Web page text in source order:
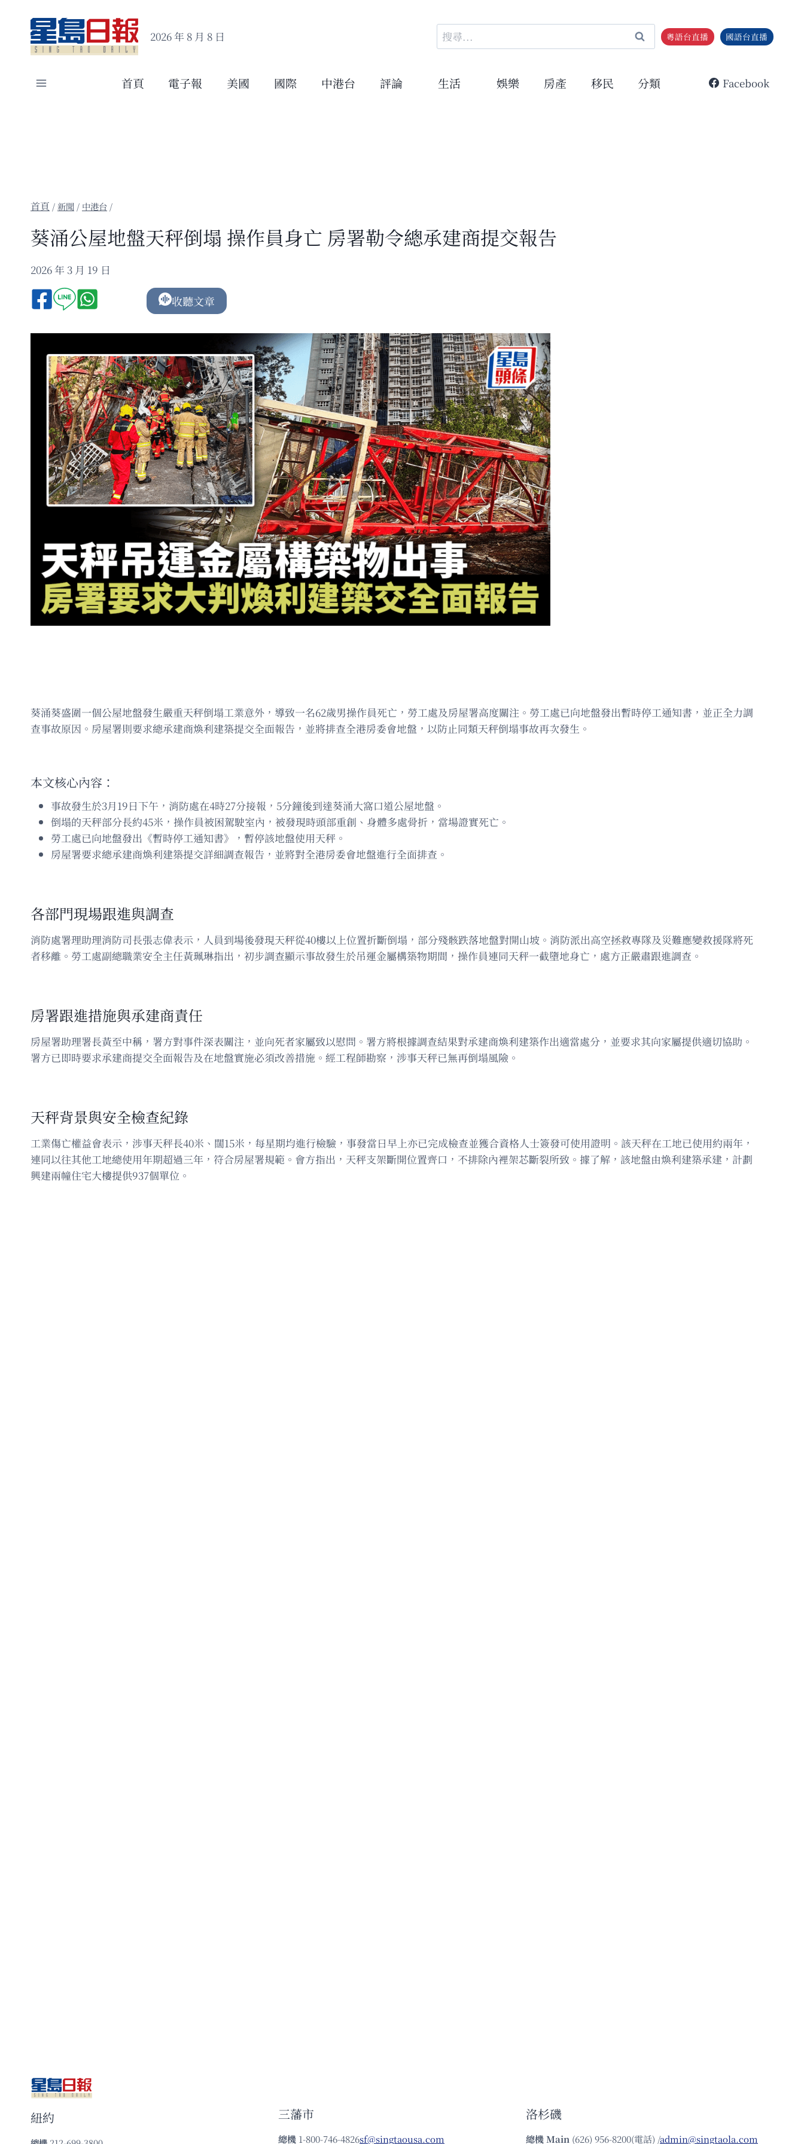
content
2026 年 8 月 8 日
搜
尋
鍵
粵語台直播 國語台直播
首頁 電子報 美國 國際 中港台 評論 生活 娛樂 房產 移民 分類 Facebook
/新聞 / 中港台 /
葵涌公屋地盤天秤倒塌 操作員身亡 房署勒令總承建商提交報告
2026 年 3 月 19 日
收聽文章
葵涌葵盛圍一個公屋地盤發生嚴重天秤倒塌工業意外，導致一名62歲男操作員死亡，勞工處及房屋署高度關注。勞工處已向地盤發出暫時停工通知書，並正全力調
查事故原因。房屋署則要求總承建商煥利建築提交全面報告，並將排查全港房委會地盤，以防止同類天秤倒塌事故再次發生。
本文核心內容：
事故發生於3月19日下午，消防處在4時27分接報，5分鐘後到達葵涌大窩口道公屋地盤。
倒塌的天秤部分長約45米，操作員被困駕駛室內，被發現時頭部重創、身體多處骨折，當場證實死亡。
勞工處已向地盤發出《暫時停工通知書》，暫停該地盤使用天秤。
房屋署要求總承建商煥利建築提交詳細調查報告，並將對全港房委會地盤進行全面排查。
各部門現場跟進與調查
消防處署理助理消防司長張志偉表示，人員到場後發現天秤從40樓以上位置折斷倒塌，部分殘骸跌落地盤對開山坡。消防派出高空拯救專隊及災難應變救援隊將死
者移離。勞工處副總職業安全主任黃珮琳指出，初步調查顯示事故發生於吊運金屬構築物期間，操作員連同天秤一截墮地身亡，處方正嚴肅跟進調查。
房署跟進措施與承建商責任
房屋署助理署長黃至中稱，署方對事件深表關注，並向死者家屬致以慰問。署方將根據調查結果對承建商煥利建築作出適當處分，並要求其向家屬提供適切協助。
署方已即時要求承建商提交全面報告及在地盤實施必須改善措施。經工程師勘察，涉事天秤已無再倒塌風險。
天秤背景與安全檢查紀錄
工業傷亡權益會表示，涉事天秤長40米、闊15米，每星期均進行檢驗，事發當日早上亦已完成檢查並獲合資格人士簽發可使用證明。該天秤在工地已使用約兩年，
連同以往其他工地總使用年期超過三年，符合房屋署規範。會方指出，天秤支架斷開位置齊口，不排除內裡架芯斷裂所致。據了解，該地盤由煥利建築承建，計劃
興建兩幢住宅大樓提供937個單位。
紐約 三藩市
總機 1-800-746-4826sf@singtaousa.com
洛杉磯
總機Main (626) 956-8200(電話) /admin@singtaola.com